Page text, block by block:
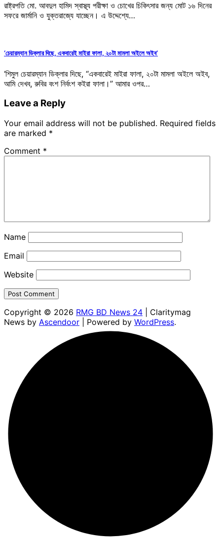
রাষ্ট্রপতি মো. আবদুল হামিদ স্বাস্থ্য পরীক্ষা ও চোখের চিকিৎসার জন্য মোট ১৬ দিনের
সফরে জার্মানি ও যুক্তরাজ্যে যাচ্ছেন। এ উদ্দেশ্যে…
‘চেয়ারম্যান ডিক্লার দিছে, একবারেই মাইরা ফালা, ২০টা মামলা অইলে অইব’
‘শিমুল চেয়ারম্যান ডিক্লার দিছে, “একবারেই মাইরা ফালা, ২০টা মামলা অইলে অইব,
আমি দেখব, রুবির বংশ নির্বংশ কইরা ফালা।” আমার ওপর…
Leave a Reply
Your email address will not be published. Required fields
are marked *
Comment *
Name
Email
Website
Copyright © 2026 RMG BD News 24 | Claritymag
News by Ascendoor | Powered by WordPress.